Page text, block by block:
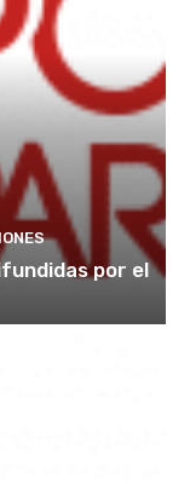
por el